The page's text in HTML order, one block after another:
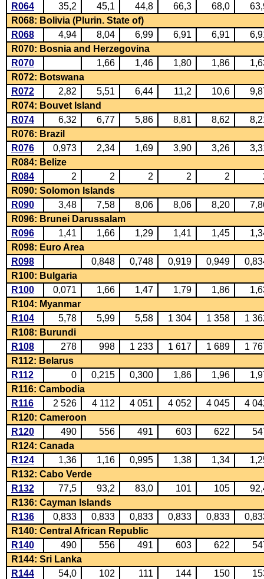
R064
35,2 45,1 44,8 66,3 68,0
R068: Bolivia (Plurin. State of)
R068
4,94 8,04 6,99 6,91 6,91
R070: Bosnia and Herzegovina
R070
1,66 1,46 1,80 1,86
R072: Botswana
R072
2,82 5,51 6,44 11,2 10,6
R074: Bouvet Island
R074
6,32 6,77 5,86 8,81 8,62
R076: Brazil
R076
0,973 2,34 1,69 3,90 3,26
R084: Belize
R084
2 2 2 2 2
R090: Solomon Islands
R090
3,48 7,58 8,06 8,06 8,20
R096: Brunei Darussalam
R096
1,41 1,66 1,29 1,41 1,45
R098: Euro Area
R098
0,848 0,748 0,919 0,949
R100: Bulgaria
R100
0,071 1,66 1,47 1,79 1,86
R104: Myanmar
R104
5,78 5,99 5,58 1 304 1 358
1
R108: Burundi
R108
278 998 1 233 1 617 1 689
1
R112: Belarus
R112
0 0,215 0,300 1,86 1,96
R116: Cambodia
R116
2 526 4 112 4 051 4 052 4 045
4
R120: Cameroon
R120
490 556 491 603 622
R124: Canada
R124
1,36 1,16 0,995 1,38 1,34
R132: Cabo Verde
R132
77,5 93,2 83,0 101 105
R136: Cayman Islands
R136
0,833 0,833 0,833 0,833 0,833
R140: Central African Republic
R140
490 556 491 603 622
R144: Sri Lanka
R144
54,0 102 111 144 150